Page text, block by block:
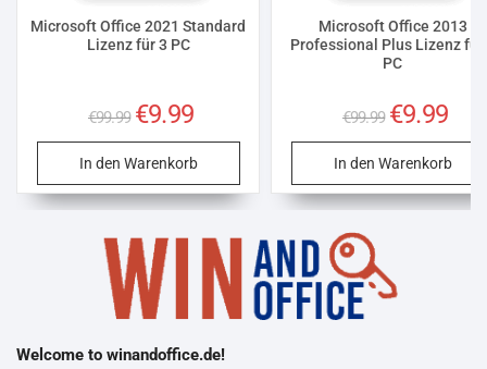
Microsoft Office 2021 Standard
Lizenz für 3 PC
€99.99 Ursprünglicher
Preis
war:
€99.99
€9.99
ist:
€9.99.
In den Warenkorb
Microsoft Office 2013
Professional Plus Lizenz für
PC
€99.99 Preis
war:
€99.99
€9.99
ist:
In den Warenkorb
Welcome to winandoffice.de!